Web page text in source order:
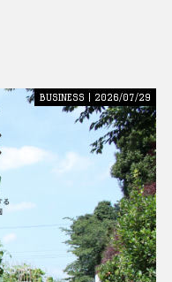
BUSINESS | 2026/07/29